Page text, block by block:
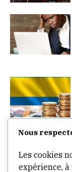
Nous
Les cookies
expérience,